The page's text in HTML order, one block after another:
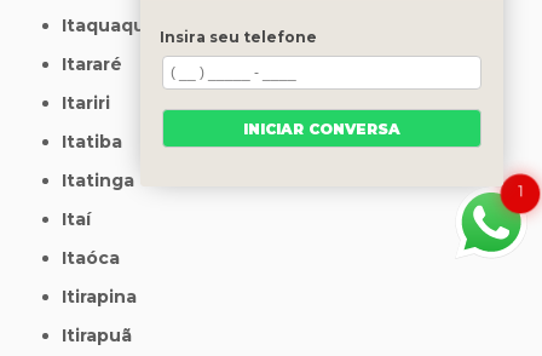
Itaquaquecetuba
Itararé
Itariri
Itatiba
Itatinga
Itaí
Itaóca
Itirapina
Itirapuã
1
Insira seu telefone
INICIAR CONVERSA